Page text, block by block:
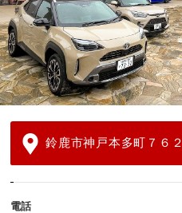
鈴鹿市神戸本多町７６２
電話